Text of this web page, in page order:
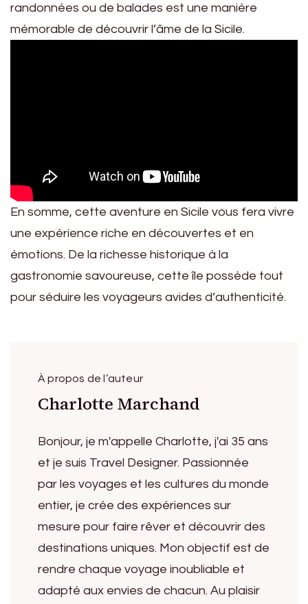
randonnées ou de balades est une manière
mémorable de découvrir l’âme de la Sicile.
En somme, cette aventure en Sicile vous fera vivre
une expérience riche en découvertes et en
émotions. De la richesse historique à la
gastronomie savoureuse, cette île possède tout
pour séduire les voyageurs avides d’authenticité.
À propos de l’auteur
Charlotte Marchand
Bonjour, je m'appelle Charlotte, j'ai 35 ans
et je suis Travel Designer. Passionnée
par les voyages et les cultures du monde
entier, je crée des expériences sur
mesure pour faire rêver et découvrir des
destinations uniques. Mon objectif est de
rendre chaque voyage inoubliable et
adapté aux envies de chacun. Au plaisir